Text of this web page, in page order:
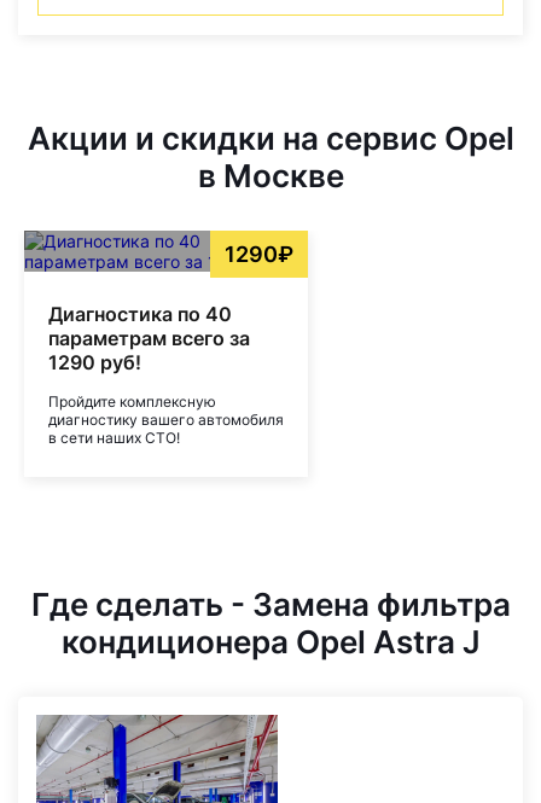
Акции и скидки на сервис Opel
в Москве
1290₽
Диагностика по 40
параметрам всего за
1290 руб!
Пройдите комплексную
диагностику вашего автомобиля
в сети наших СТО!
Где сделать - Замена фильтра
кондиционера Opel Astra J